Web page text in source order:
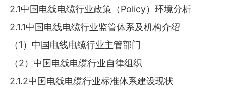
2.1中国电线电缆行业政策（Policy）环境分析
2.1.1中国电线电缆行业监管体系及机构介绍
（1）中国电线电缆行业主管部门
（2）中国电线电缆行业自律组织
2.1.2中国电线电缆行业标准体系建设现状